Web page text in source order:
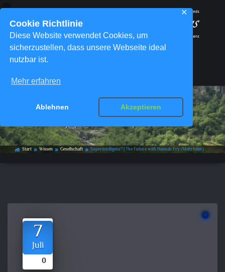
Cookie Richtlinie
Diese Website verwendet Cookies, um
sicherzustellen, dass unsere Webseite ideal
nutzbar ist.
Mehr erfahren
Ablehnen Akzeptieren
✕
Superintelligenz? | The Future with
Hannah Fry (Mehrteiler)
home_work Start double_arrow Wissen double_arrow Gesellschaft double_arrow Superintelligenz? | The Future with Hannah Fry (Mehrteiler)
7
Juli
0